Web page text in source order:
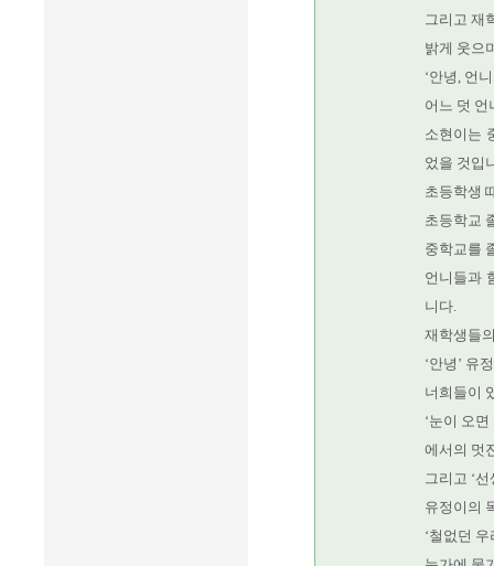
그리고 재
밝게 웃으
‘안녕, 언
어느 덧 언
소현이는
었을 것입
초등학생
초등학교
중학교를
언니들과
니다.
재학생들
‘안녕’ 유
너희들이
‘눈이 오
에서의 멋
그리고 ‘
유정이의
‘철없던